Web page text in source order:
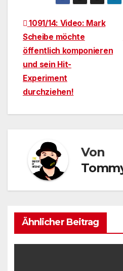
1091/14: Video: Mark
Scheibe möchte
öffentlich komponieren
und sein Hit-
Experiment
durchziehen!
Von
Ähnlicher Beitrag